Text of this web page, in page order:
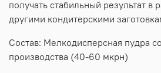
получать стабильный результат в
другими кондитерскими
Состав: Мелкодисперсная пудра
производства (40-60 мкрн)